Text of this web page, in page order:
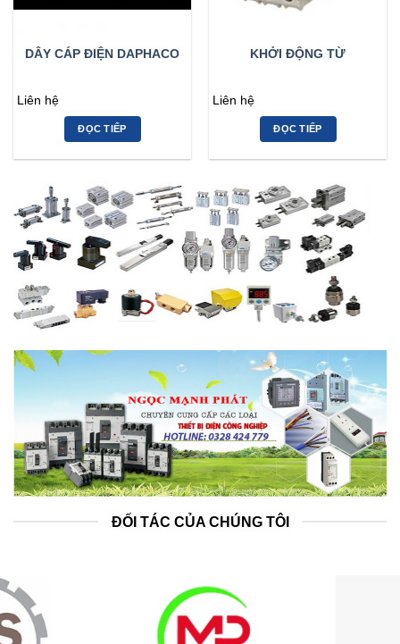
DÂY CÁP ĐIỆN DAPHACO
Liên hệ
ĐỌC TIẾP
KHỞI ĐỘNG TỪ
Liên hệ
ĐỌC TIẾP
ĐỐI TÁC CỦA CHÚNG TÔI